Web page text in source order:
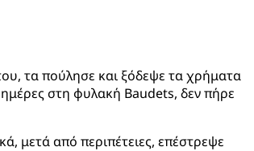
τα πούλησε και ξόδεψε τα χρήματα
στη φυλακή Baudets, δεν πήρε
μετά από περιπέτειες, επέστρεψε